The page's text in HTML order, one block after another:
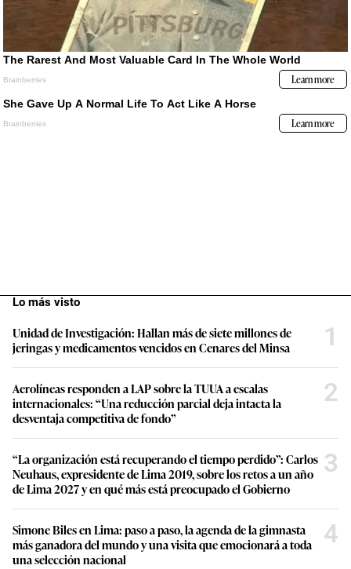
Lo más visto
Unidad de Investigación: Hallan más de siete millones de
jeringas y medicamentos vencidos en Cenares del Minsa
1
Aerolíneas responden a LAP sobre la TUUA a escalas
internacionales: “Una reducción parcial deja intacta la
desventaja competitiva de fondo”
2
“La organización está recuperando el tiempo perdido”: Carlos
Neuhaus, expresidente de Lima 2019, sobre los retos a un año
de Lima 2027 y en qué más está preocupado el Gobierno
3
Simone Biles en Lima: paso a paso, la agenda de la gimnasta
más ganadora del mundo y una visita que emocionará a toda
una selección nacional
4